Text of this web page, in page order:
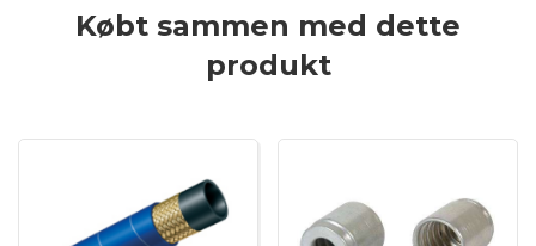
Købt sammen med dette
produkt